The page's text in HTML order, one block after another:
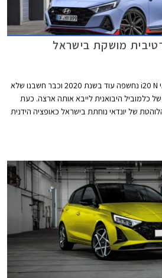
הסופר מיני הביצועיסטית יונדאי i20 N נחשפה עוד בשנת 2020 וכבר חשבנו שלא
כלמוביל היבואנית לייבא אותה ארצה. כעת
של יונדאי נוחתת בישראל כאופציה הידנית